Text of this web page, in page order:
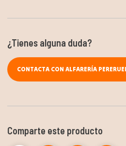
¿Tienes alguna duda?
CONTACTA CON ALFARERÍA
Comparte este producto